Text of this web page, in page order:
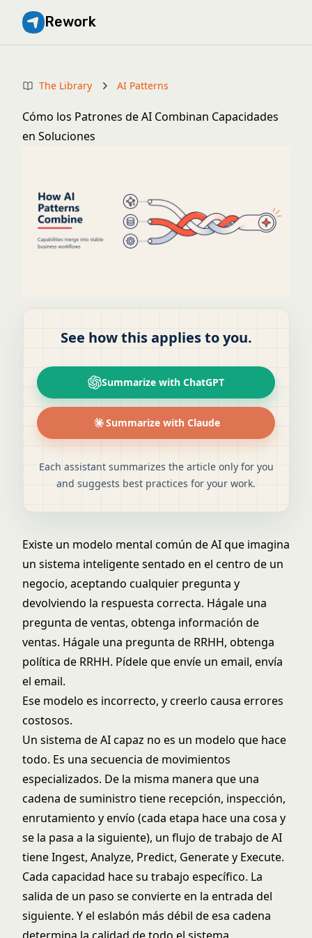
Rework
The Library AI Patterns
Cómo los Patrones de AI Combinan Capacidades
en Soluciones
See how this applies to you.
Summarize with ChatGPT
Summarize with Claude
Each assistant summarizes the article only for you
and suggests best practices for your work.
Existe un modelo mental común de AI que imagina
un sistema inteligente sentado en el centro de un
negocio, aceptando cualquier pregunta y
devolviendo la respuesta correcta. Hágale una
pregunta de ventas, obtenga información de
ventas. Hágale una pregunta de RRHH, obtenga
política de RRHH. Pídele que envíe un email, envía
el email.
Ese modelo es incorrecto, y creerlo causa errores
costosos.
Un sistema de AI capaz no es un modelo que hace
todo. Es una secuencia de movimientos
especializados. De la misma manera que una
cadena de suministro tiene recepción, inspección,
enrutamiento y envío (cada etapa hace una cosa y
se la pasa a la siguiente), un flujo de trabajo de AI
tiene Ingest, Analyze, Predict, Generate y Execute.
Cada capacidad hace su trabajo específico. La
salida de un paso se convierte en la entrada del
siguiente. Y el eslabón más débil de esa cadena